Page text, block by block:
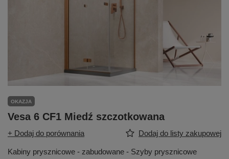
OKAZJA
Vesa 6 CF1 Miedź szczotkowana
+ Dodaj do porównania Dodaj do listy zakupowej
Kabiny prysznicowe - zabudowane - Szyby prysznicowe